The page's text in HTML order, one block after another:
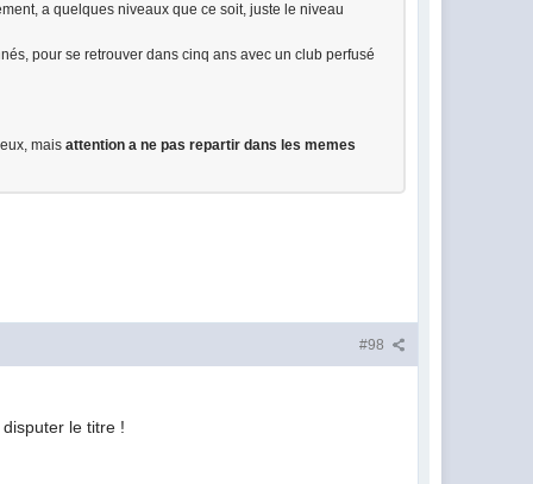
a quelques niveaux que ce soit, juste le niveau
pour se retrouver dans cinq ans avec un club perfusé
maisattention a ne pas repartir dans les memes
#98
le titre !